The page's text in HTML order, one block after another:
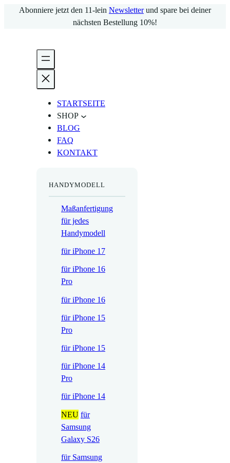
Abonniere jetzt den 11-lein Newsletterund spare bei deiner
nächsten Bestellung 10%!
STARTSEITE
SHOP
BLOG
FAQ
KONTAKT
HANDYMODELL
Maßanfertigung
für jedes
Handymodell
für iPhone 17
für iPhone 16
Pro
für iPhone 16
für iPhone 15
Pro
für iPhone 15
für iPhone 14
Pro
für iPhone 14
NEU für
Samsung
Galaxy S26
für Samsung